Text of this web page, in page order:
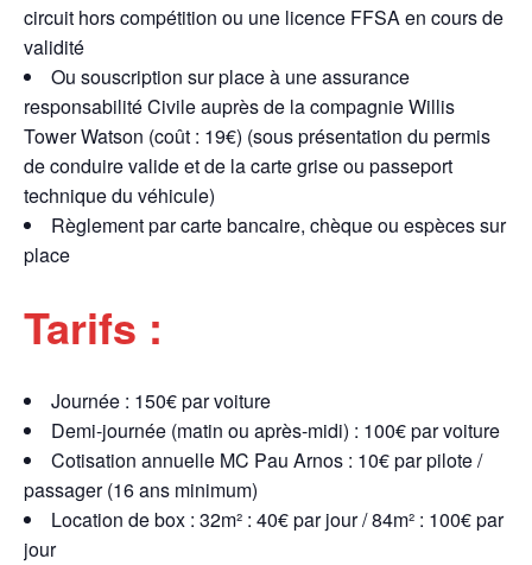
circuit hors compétition ou une licence FFSA en cours de
validité
Ou souscription sur place à une assurance
responsabilité Civile auprès de la compagnie Willis
Tower Watson (coût : 19€) (sous présentation du permis
de conduire valide et de la carte grise ou passeport
technique du véhicule)
Règlement par carte bancaire, chèque ou espèces sur
place
Tarifs :
Journée : 150€ par voiture
Demi-journée (matin ou après-midi) : 100€ par voiture
Cotisation annuelle MC Pau Arnos : 10€ par pilote /
passager (16 ans minimum)
Location de box : 32m² : 40€ par jour / 84m² : 100€ par
jour